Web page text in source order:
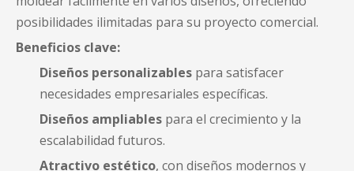
posibilidades ilimitadas para su proyecto comercial.
Beneficios clave:
Diseños personalizables para satisfacer
necesidades empresariales específicas.
Diseños ampliables para el crecimiento y la
escalabilidad futuros.
Atractivo estético, con diseños modernos y